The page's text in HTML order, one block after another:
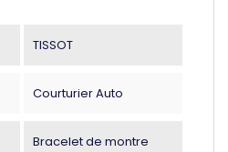
TISSOT
Courturier Auto
Bracelet de montre